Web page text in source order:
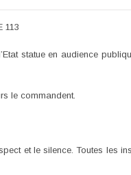
113
statue en audience
le commandent.
et le silence. Toutes les